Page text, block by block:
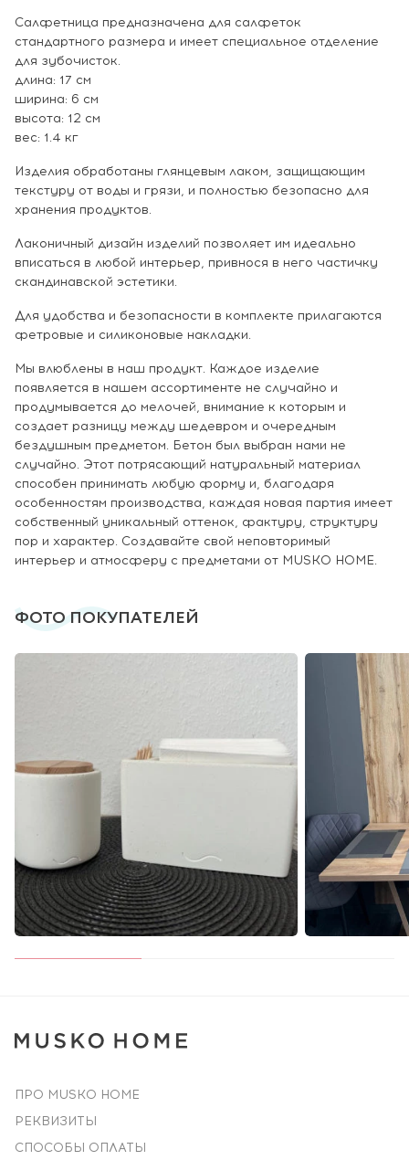
Салфетница предназначена для салфеток
стандартного размера и имеет специальное отделение
для зубочисток.
длина: 17 см
ширина: 6 см
высота: 12 см
вес: 1.4 кг
Изделия обработаны глянцевым лаком, защищающим
текстуру от воды и грязи, и полностью безопасно для
хранения продуктов.
Лаконичный дизайн изделий позволяет им идеально
вписаться в любой интерьер, привнося в него частичку
скандинавской эстетики.
Для удобства и безопасности в комплекте прилагаются
фетровые и силиконовые накладки.
Мы влюблены в наш продукт. Каждое изделие
появляется в нашем ассортименте не случайно и
продумывается до мелочей, внимание к которым и
создает разницу между шедевром и очередным
бездушным предметом. Бетон был выбран нами не
случайно. Этот потрясающий натуральный материал
способен принимать любую форму и, благодаря
особенностям производства, каждая новая партия имеет
собственный уникальный оттенок, фактуру, структуру
пор и характер. Создавайте свой неповторимый
интерьер и атмосферу с предметами от MUSKO HOME.
ФОТО ПОКУПАТЕЛЕЙ
ПРО MUSKO HOME
РЕКВИЗИТЫ
СПОСОБЫ ОПЛАТЫ